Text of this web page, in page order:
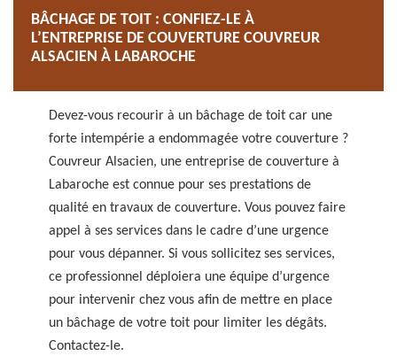
BÂCHAGE DE TOIT : CONFIEZ-LE À
L’ENTREPRISE DE COUVERTURE COUVREUR
ALSACIEN À LABAROCHE
Devez-vous recourir à un bâchage de toit car une
forte intempérie a endommagée votre couverture ?
Couvreur Alsacien, une entreprise de couverture à
Labaroche est connue pour ses prestations de
qualité en travaux de couverture. Vous pouvez faire
appel à ses services dans le cadre d’une urgence
pour vous dépanner. Si vous sollicitez ses services,
ce professionnel déploiera une équipe d’urgence
pour intervenir chez vous afin de mettre en place
un bâchage de votre toit pour limiter les dégâts.
Contactez-le.